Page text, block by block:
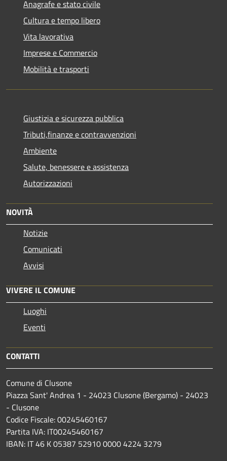
Anagrafe e stato civile
Cultura e tempo libero
Vita lavorativa
Imprese e Commercio
Mobilità e trasporti
Giustizia e sicurezza pubblica
Tributi,finanze e contravvenzioni
Ambiente
Salute, benessere e assistenza
Autorizzazioni
NOVITÀ
Notizie
Comunicati
Avvisi
VIVERE IL COMUNE
Luoghi
Eventi
CONTATTI
Comune di Clusone
Piazza Sant' Andrea 1 - 24023 Clusone (Bergamo) - 24023
- Clusone
Codice Fiscale: 00245460167
Partita IVA: IT00245460167
IBAN: IT 46 K 05387 52910 0000 4224 3279